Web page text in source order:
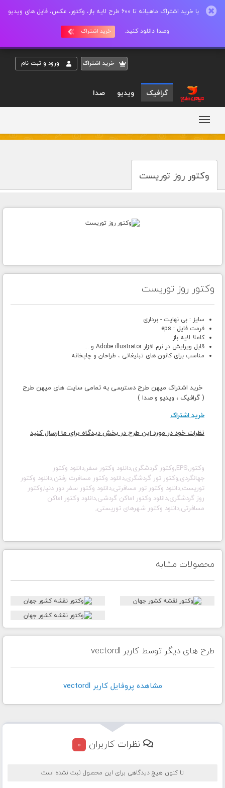
با خرید اشتراک ماهیانه تا 600 طرح لایه باز، وکتور، عکس، فایل های ویدیو
وصدا دانلود کنید. خرید اشتراک
خريد اشتراک ورود و ثبت نام
گرافیک ویدیو صدا
وکتور روز توریست
وکتور روز توریست
سایز : بی نهایت - برداری
فرمت فایل : eps
کاملا لایه باز
قابل ویرایش در نرم افزار Adobe illustrator و ...
مناسب برای کانون های تبلیغاتی ، طراحان و چاپخانه
خرید اشتراک میهن طرح دسترسی به تمامی سایت های میهن طرح
( گرافیک ، ویدیو و صدا )
خرید اشتراک
نظرات خود در مورد این طرح در بخش دیدگاه برای ما ارسال کنید
وکتور,EPS,وکتور گردشگری,دانلود وکتور سفر,دانلود وکتور
جهانگردی,وکتور تور گردشگری,دانلود وکتور مسافرت رفتن,دانلود وکتور
توریست,دانلود وکتور تور مسافرتی,دانلود وکتور سفر دور دنیا,وکتور
روز گردشگری,دانلود وکتور اماکن گردشی,دانلود وکتور اماکن
مسافرتی,دانلود وکتور شهرهای توریستی,
محصولات مشابه
طرح های دیگر توسط کاربر vectordl
مشاهده پروفايل کاربر vectordl
نظرات کاربران 0
تا کنون هیچ دیدگاهی برای این محصول ثبت نشده است